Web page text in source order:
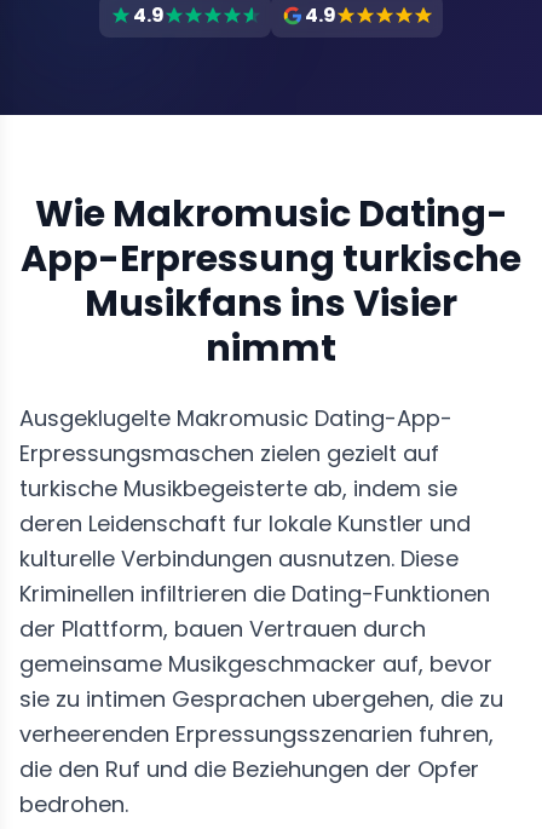
4.9 4.9
Wie Makromusic Dating-
App-Erpressung turkische
Musikfans ins Visier
nimmt
Ausgeklugelte Makromusic Dating-App-
Erpressungsmaschen zielen gezielt auf
turkische Musikbegeisterte ab, indem sie
deren Leidenschaft fur lokale Kunstler und
kulturelle Verbindungen ausnutzen. Diese
Kriminellen infiltrieren die Dating-Funktionen
der Plattform, bauen Vertrauen durch
gemeinsame Musikgeschmacker auf, bevor
sie zu intimen Gesprachen ubergehen, die zu
verheerenden Erpressungsszenarien fuhren,
die den Ruf und die Beziehungen der Opfer
bedrohen.